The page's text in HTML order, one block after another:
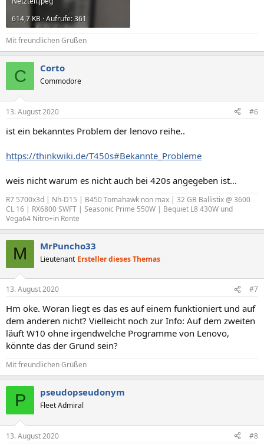
614,7 KB · Aufrufe: 361
Mit freundlichen Grüßen
C Corto
Commodore
13. August 2020 #6
ist ein bekanntes Problem der lenovo reihe..
https://thinkwiki.de/T450s#Bekannte_Probleme
weis nicht warum es nicht auch bei 420s angegeben ist...
R7 5700x3d | Nh-D15 | B450 Tomahawk non max | 32 GB Ballistix @ 3600
CL 16 | RX6800 SWFT | Seasonic Prime 550W | Bequiet L8 430W und
Vega64 Nitro+in Rente
M MrPuncho33
Lieutenant Ersteller dieses Themas
13. August 2020 #7
Hm oke. Woran liegt es das es auf einem funktioniert und auf
dem anderen nicht? Vielleicht noch zur Info: Auf dem zweiten
läuft W10 ohne irgendwelche Programme von Lenovo,
könnte das der Grund sein?
Mit freundlichen Grüßen
P pseudopseudonym
Fleet Admiral
13. August 2020 #8